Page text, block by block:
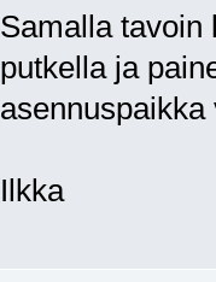
Samalla tavoin
putkella ja
Ilkka